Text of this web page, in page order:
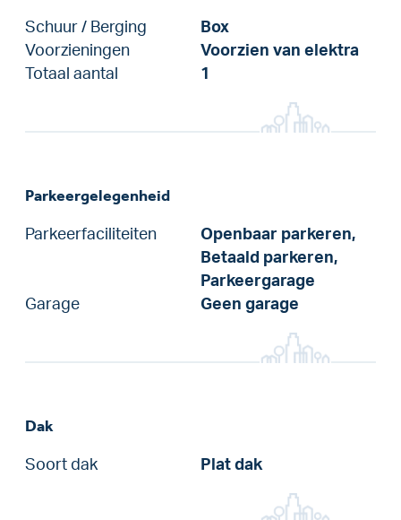
Schuur / Berging
Box
Voorzieningen
Voorzien van elektra
Totaal aantal
1
Parkeergelegenheid
Parkeerfaciliteiten
Openbaar parkeren,
Betaald parkeren,
Parkeergarage
Garage
Geen garage
Dak
Soort dak Plat dak